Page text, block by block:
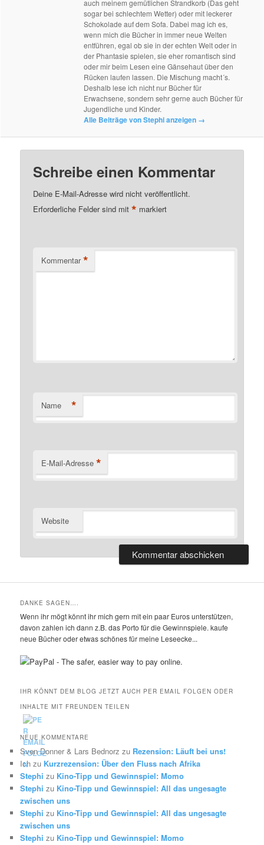
auch meinem gemütlichen Strandkorb (Das geht
sogar bei schlechtem Wetter) oder mit leckerer
Schokolade auf dem Sofa. Dabei mag ich es,
wenn mich die Bücher in immer neue Welten
entführen, egal ob sie in der echten Welt oder in
der Phantasie spielen, sie eher romantisch sind
oder mir beim Lesen eine Gänsehaut über den
Rücken laufen lassen. Die Mischung macht´s.
Deshalb lese ich nicht nur Bücher für
Erwachsene, sondern sehr gerne auch Bücher für
Jugendliche und Kinder.
Alle Beiträge von Stephi anzeigen →
Schreibe einen Kommentar
Deine E-Mail-Adresse wird nicht veröffentlicht.
Erforderliche Felder sind mit* markiert
Kommentar *
Name *
E-Mail-Adresse *
Website
DANKE SAGEN….
Wenn ihr mögt könnt ihr mich gern mit ein paar Euros unterstützen,
davon zahlen ich dann z.B. das Porto für die Gewinnspiele. kaufe
neue Bücher oder etwas schönes für meine Leseecke...
IHR KÖNNT DEM BLOG JETZT AUCH PER EMAIL FOLGEN ODER
INHALTE MIT FREUNDEN TEILEN
NEUE KOMMENTARE
Sven Donner & Lars Bednorz zu Rezension: Läuft bei uns!
Ich zu Kurzrezension: Über den Fluss nach Afrika
Stephi zu Kino-Tipp und Gewinnspiel: Momo
Stephi zu Kino-Tipp und Gewinnspiel: All das ungesagte
zwischen uns
Stephi zu Kino-Tipp und Gewinnspiel: All das ungesagte
zwischen uns
Stephi zu Kino-Tipp und Gewinnspiel: Momo